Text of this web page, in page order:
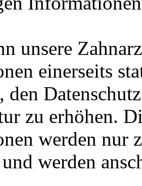
unsere
einerseits
den
zu erhöhen.
werden nur
werden